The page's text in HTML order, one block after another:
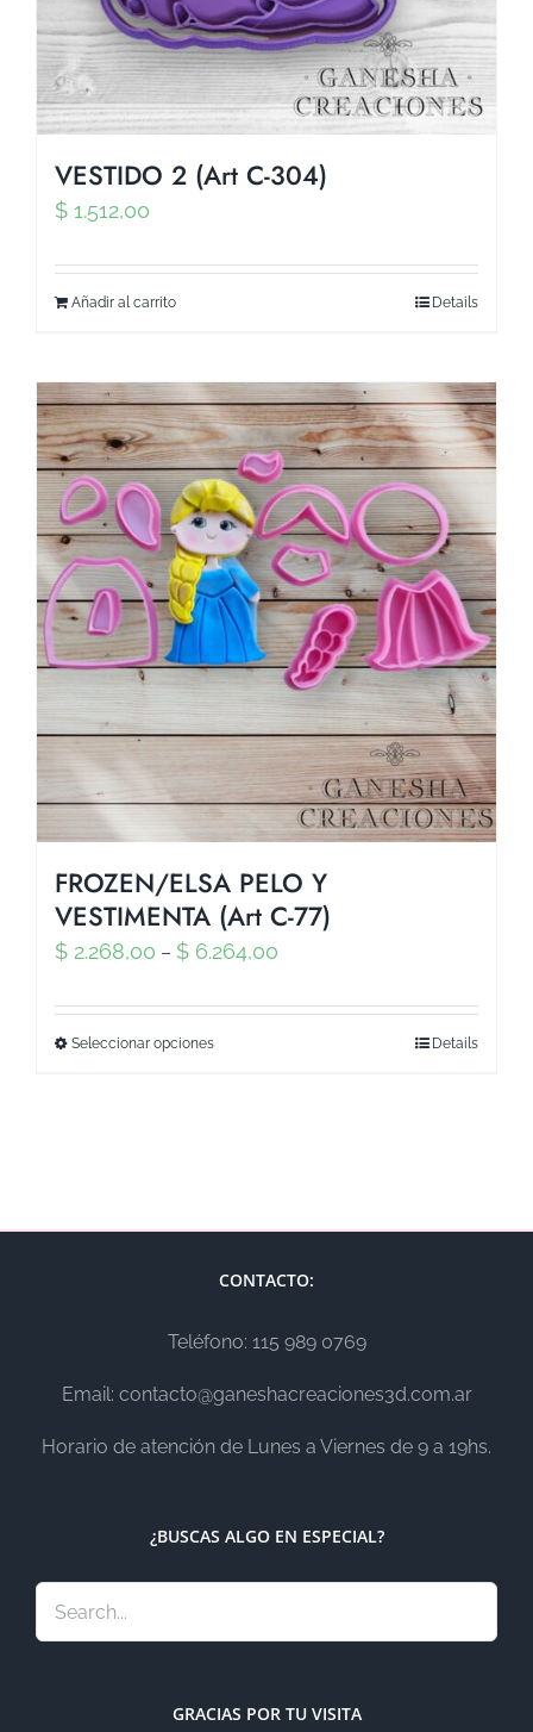
VESTIDO 2 (Art C-304)
$ 1.512,00
Añadir al carrito Details
FROZEN/ELSA PELO Y
VESTIMENTA (Art C-77)
$ 2.268,00 – $ 6.264,00
Seleccionar opciones Details
CONTACTO:
Teléfono: 115 989 0769
Email: contacto@ganeshacreaciones3d.com.ar
Horario de atención de Lunes a Viernes de 9 a 19hs.
¿BUSCAS ALGO EN ESPECIAL?
GRACIAS POR TU VISITA